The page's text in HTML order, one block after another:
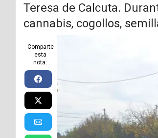
Teresa de Calcuta.
cannabis, cogollos,
Comparte
esta
nota: